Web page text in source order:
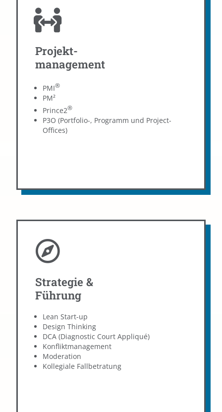
Projekt-
management
PMI®
PM²
Prince2®
P3O (Portfolio-, Programm und Project-
Offices)
Wir helfen Ihrer Projektorganisation, die passende
Struktur zu wählen, um Ihre Ziele zu erreichen. Dabei
zum Beispiel PMI
wie die RACI-Matrix.
Projektmanagement
Strategie &
Führung
Lean Start-up
Design Thinking
DCA (Diagnostic Court Appliqué)
Konfliktmanagement
Moderation
Kollegiale Fallbetratung
Strategie &
Führung
Wir helfen Ihnen dabei, die richtige
fördern. Wir nutzen zum Beispiel die DCA-
Workshops, um einen datengesteuerten Aktionsplan
zu erstellen.
Strategie & Führung
Weiterbildungen